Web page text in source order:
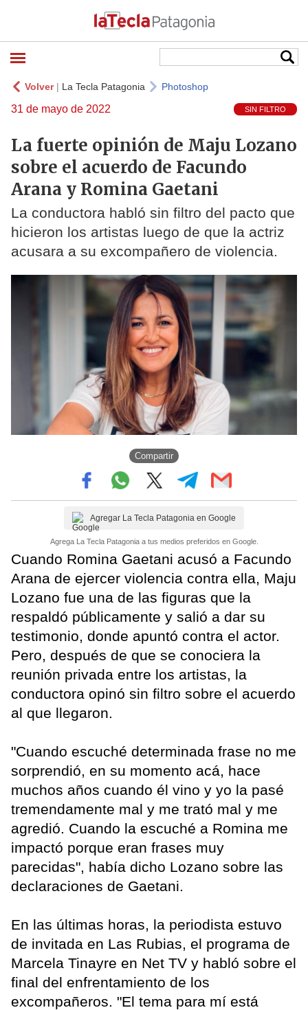
Volver| La Tecla Patagonia Photoshop
31 de mayo de 2022 SIN FILTRO
La fuerte opinión de Maju Lozano
sobre el acuerdo de Facundo
Arana y Romina Gaetani
La conductora habló sin filtro del pacto que
hicieron los artistas luego de que la actriz
acusara a su excompañero de violencia.
Compartir
Agregar La Tecla Patagonia en Google
Agrega La Tecla Patagonia a tus medios preferidos en Google.
Cuando Romina Gaetani acusó a Facundo
Arana de ejercer violencia contra ella, Maju
Lozano fue una de las figuras que la
respaldó públicamente y salió a dar su
testimonio, donde apuntó contra el actor.
Pero, después de que se conociera la
reunión privada entre los artistas, la
conductora opinó sin filtro sobre el acuerdo
al que llegaron.
"Cuando escuché determinada frase no me
sorprendió, en su momento acá, hace
muchos años cuando él vino y yo la pasé
tremendamente mal y me trató mal y me
agredió. Cuando la escuché a Romina me
impactó porque eran frases muy
parecidas", había dicho Lozano sobre las
declaraciones de Gaetani.
En las últimas horas, la periodista estuvo
de invitada en Las Rubias, el programa de
Marcela Tinayre en Net TV y habló sobre el
final del enfrentamiento de los
excompañeros. "El tema para mí está